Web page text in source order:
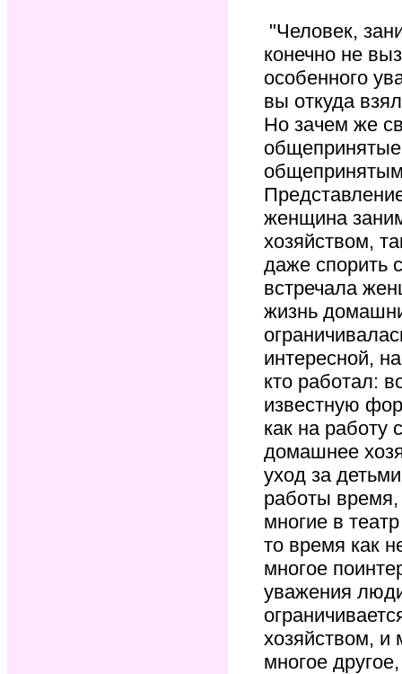
"Человек,
конечно не
особенного
вы откуда
Но зачем же
женщина
хозяйством,
даже спорить
встречала
жизнь
интересной,
кто работал:
известную
как на работу
домашнее
уход за
работы время,
многие в
то время как
многое
уважения
хозяйством, и
многое